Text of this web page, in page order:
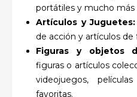
portátiles y mucho más
Artículos y Juguetes:
de acción y artículos
Figuras y objetos
figuras o artículos
videojuegos,
favoritas.